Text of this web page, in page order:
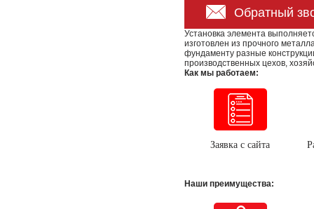
Обратный
Установка элемента
изготовлен из прочного
фундаменту разные
производственных цехов,
Как мы работаем:
Заявка с сайта
Наши преимущества: